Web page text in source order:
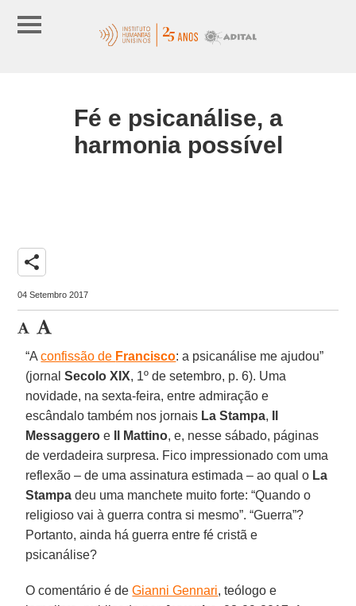
Fé e psicanálise, a
harmonia possível
share
04 Setembro 2017
“Aconfissão de Francisco: a psicanálise me ajudou”
(jornalSecolo XIX, 1º de setembro, p. 6). Uma
novidade, na sexta-feira, entre admiração e
escândalo também nos jornais La Stampa,
Messaggero e Il Mattino, e, nesse sábado, páginas
de verdadeira surpresa. Fico impressionado com uma
reflexão – de uma assinatura estimada – ao qual o La
Stampa deu uma manchete muito forte: “Quando o
religioso vai à guerra contra si mesmo”. “Guerra”?
Portanto, ainda há guerra entre fé cristã e
psicanálise?
O comentário é deGianni Gennari, teólogo e